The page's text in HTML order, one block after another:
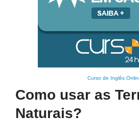
Curso de Inglês
Como usar as
Naturais?